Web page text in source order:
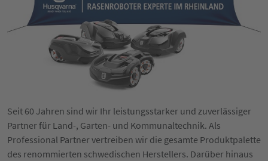
Seit 60 Jahren sind wir Ihr leistungsstarker und zuverlässiger
Partner für Land-, Garten- und Kommunaltechnik. Als
Professional Partner vertreiben wir die gesamte Produktpalette
des renommierten schwedischen Herstellers. Darüber hinaus